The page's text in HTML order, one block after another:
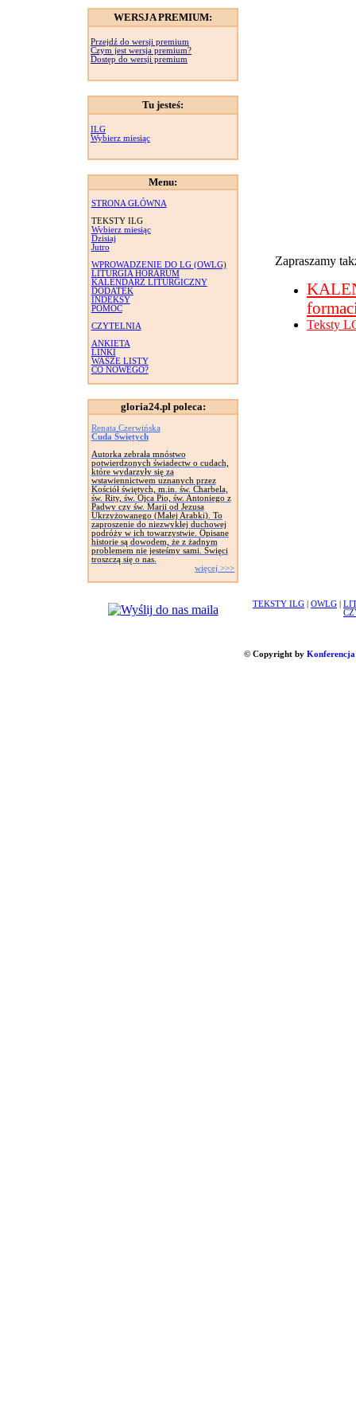
WERSJA PREMIUM:
Przejdź do wersji premium
Czym jest wersja premium?
Dostęp do wersji premium
Tu jesteś:
ILG
Wybierz miesiąc
Menu:
STRONA GŁÓWNA
TEKSTY ILG
Wybierz miesiąc
Dzisiaj
Jutro
WPROWADZENIE DO LG (OWLG)
LITURGIA HORARUM
KALENDARZ LITURGICZNY
DODATEK
INDEKSY
POMOC
CZYTELNIA
ANKIETA
LINKI
WASZE LISTY
CO NOWEGO?
gloria24.pl poleca:
Renata Czerwińska
Cuda Świętych
Autorka zebrała mnóstwo
potwierdzonych świadectw o cudach,
które wydarzyły się za
wstawiennictwem uznanych przez
Kościół świętych, m.in. św. Charbela,
św. Rity, św. Ojca Pio, św. Antoniego z
Padwy czy św. Marii od Jezusa
Ukrzyżowanego (Małej Arabki). To
zaproszenie do niezwykłej duchowej
podróży w ich towarzystwie. Opisane
historie są dowodem, że z żadnym
problemem nie jesteśmy sami. Święci
troszczą się o nas.
więcej >>>
Zapraszamy
Teksty
TEKSTY ILG OWLG
© Copyright by Konferencja